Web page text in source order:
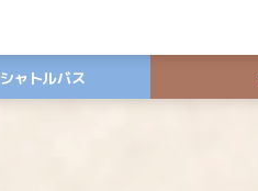
シャトルバス